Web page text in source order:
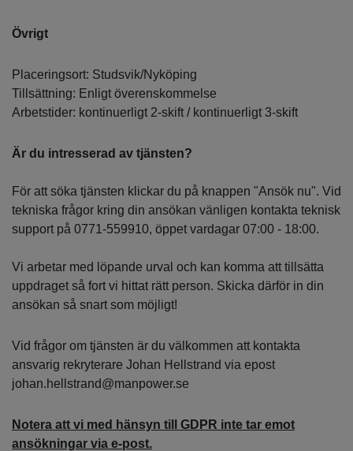
Övrigt
Placeringsort: Studsvik/Nyköping
Tillsättning: Enligt överenskommelse
Arbetstider: kontinuerligt 2‑skift / kontinuerligt 3‑skift
Är du intresserad av tjänsten?
För att söka tjänsten klickar du på knappen "Ansök nu". Vid
tekniska frågor kring din ansökan vänligen kontakta teknisk
support på 0771-559910, öppet vardagar 07:00 - 18:00.
Vi arbetar med löpande urval och kan komma att tillsätta
uppdraget så fort vi hittat rätt person. Skicka därför in din
ansökan så snart som möjligt!
Vid frågor om tjänsten är du välkommen att kontakta
ansvarig rekryterare Johan Hellstrand via epost
johan.hellstrand@manpower.se
Notera att vi med hänsyn till GDPR inte tar emot
ansökningar via e-post.